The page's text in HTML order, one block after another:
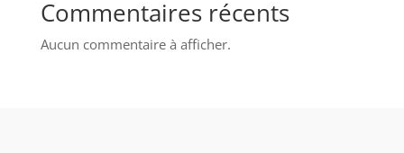
Commentaires récents
Aucun commentaire à afficher.